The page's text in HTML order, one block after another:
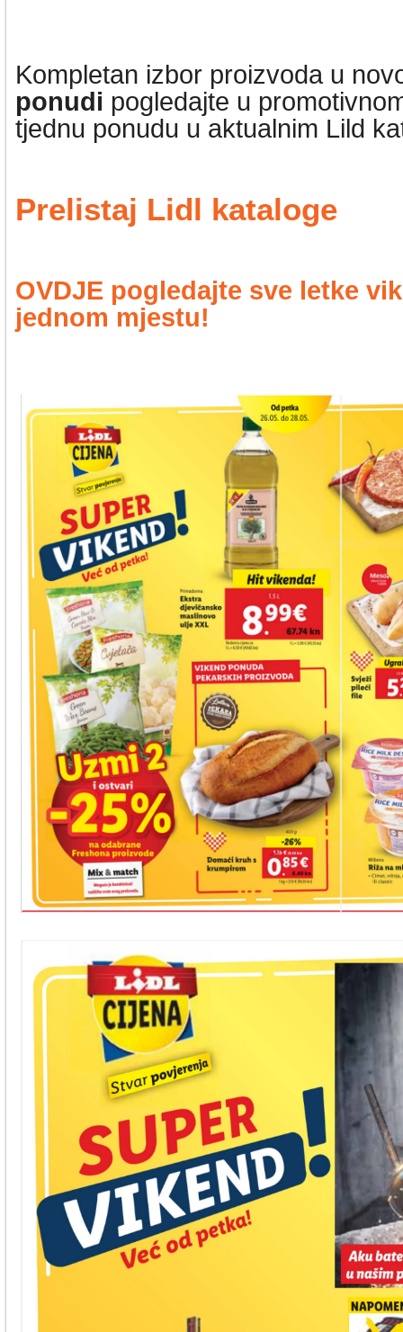
Kompletan izbor proizvoda u
ponudi pogledajte u
tjednu ponudu u aktualnim Lild
Prelistaj Lidl kataloge
OVDJE pogledajte sve letke
jednom mjestu!